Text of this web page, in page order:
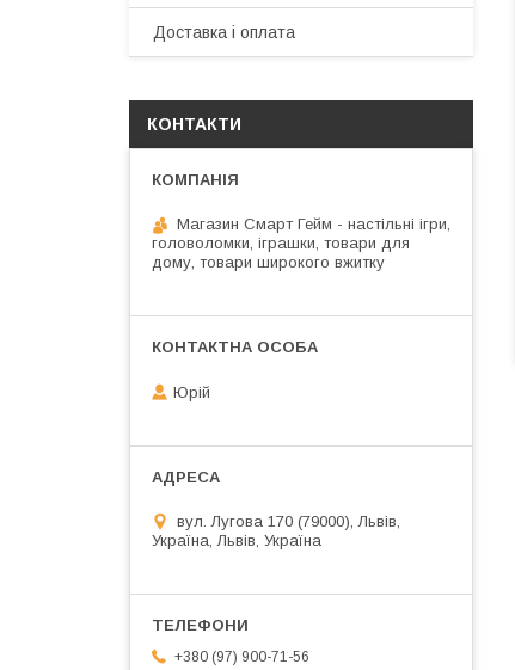
Доставка і оплата
КОНТАКТИ
Магазин Смарт Гейм - настільні ігри,
головоломки, іграшки, товари для
дому, товари широкого вжитку
Юрій
вул. Лугова 170 (79000), Львів,
Україна, Львів, Україна
+380 (97) 900-71-56